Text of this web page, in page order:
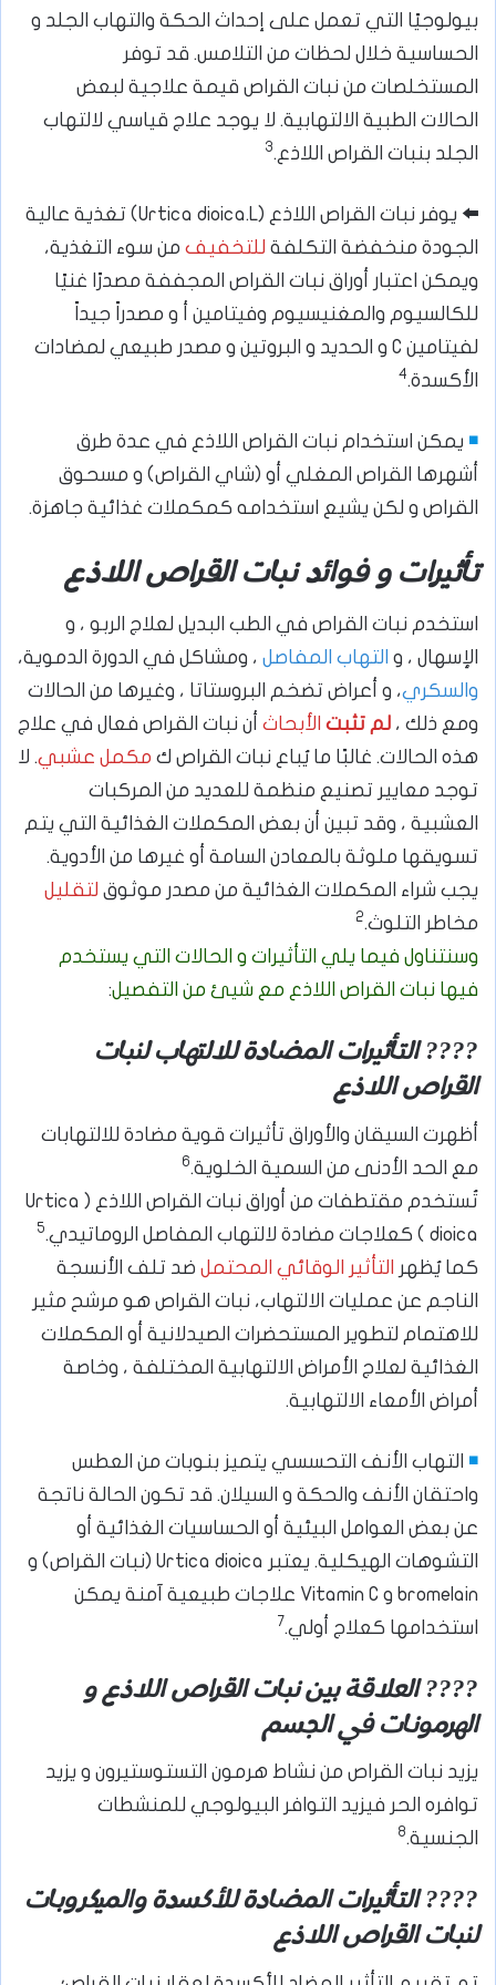
بيولوجيًا التي تعمل على إحداث الحكة والتهاب الجلد و
الحساسية خلال لحظات من التلامس. قد توفر
المستخلصات من نبات القراص قيمة علاجية لبعض
الحالات الطبية الالتهابية. لا يوجد علاج قياسي لالتهاب
الجلد بنبات القراص اللاذع.3
⬅️
يوفر نبات القراص اللاذع (Urtica dioica.L) تغذية عالية
الجودة منخفضة التكلفة للتخفيف من سوء التغذية،
ويمكن اعتبار أوراق نبات القراص المجففة مصدرًا غنيًا
للكالسيوم والمغنيسيوم وفيتامين أ و مصدراً جيداً
لفيتامين C و الحديد و البروتين و مصدر طبيعي لمضادات
الأكسدة.4
◾ يمكن استخدام نبات القراص اللاذع في عدة طرق
أشهرها القراص المغلي أو (شاي القراص) و مسحوق
القراص و لكن يشيع استخدامه كمكملات غذائية جاهزة.
تأثيرات و فوائد نبات القراص اللاذع
استخدم نبات القراص في الطب البديل لعلاج الربو ، و
الإسهال ، و التهاب المفاصل ، ومشاكل في الدورة الدموية،
والسكري، و أعراض تضخم البروستاتا ، وغيرها من الحالات
ومع ذلك ، لم تثبت الأبحاث أن نبات القراص فعال في علاج
هذه الحالات. غالبًا ما يُباع نبات القراص ك مكمل عشبي. لا
توجد معايير تصنيع منظمة للعديد من المركبات
العشبية ، وقد تبين أن بعض المكملات الغذائية التي يتم
تسويقها ملوثة بالمعادن السامة أو غيرها من الأدوية.
يجب شراء المكملات الغذائية من مصدر موثوق لتقليل
مخاطر التلوث.2
وسنتناول فيما يلي التأثيرات و الحالات التي يستخدم
فيها نبات القراص اللاذع مع شيئ من التفصيل:
???? التأثيرات المضادة للالتهاب لنبات
القراص اللاذع
أظهرت السيقان والأوراق تأثيرات قوية مضادة للالتهابات
مع الحد الأدنى من السمية الخلوية.6
تُستخدم مقتطفات من أوراق نبات القراص اللاذع ( Urtica
dioica ) كعلاجات مضادة لالتهاب المفاصل الروماتيدي.
5
كما يُظهر التأثير الوقائي المحتمل ضد تلف الأنسجة
الناجم عن عمليات الالتهاب، نبات القراص هو مرشح مثير
للاهتمام لتطوير المستحضرات الصيدلانية أو المكملات
الغذائية لعلاج الأمراض الالتهابية المختلفة ، وخاصة
أمراض الأمعاء الالتهابية.
◾ التهاب الأنف التحسسي يتميز بنوبات من العطس
واحتقان الأنف والحكة و السيلان. قد تكون الحالة ناتجة
عن بعض العوامل البيئية أو الحساسيات الغذائية أو
التشوهات الهيكلية. يعتبر Urtica dioica (نبات القراص) و
bromelain ​​و Vitamin C علاجات طبيعية آمنة يمكن
استخدامها كعلاج أولي.7
???? العلاقة بين نبات القراص اللاذع و
الهرمونات في الجسم
يزيد نبات القراص من نشاط هرمون التستوستيرون و يزيد
توافره الحر فيزيد التوافر البيولوجي للمنشطات
الجنسية.8
???? التأثيرات المضادة للأكسدة والميكروبات
لنبات القراص اللاذع